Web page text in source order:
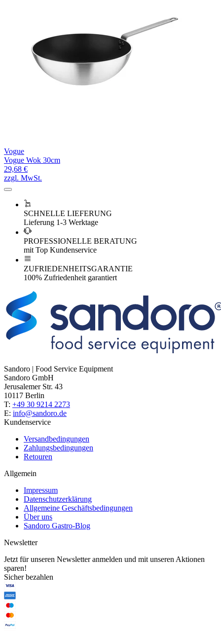
Vogue
Vogue Wok 30cm
29,68 €
zzgl. MwSt.
SCHNELLE LIEFERUNG
Lieferung 1-3 Werktage
PROFESSIONELLE BERATUNG
mit Top Kundenservice
ZUFRIEDENHEITSGARANTIE
100% Zufriedenheit garantiert
Sandoro | Food Service Equipment
Sandoro GmbH
Jerusalemer Str. 43
10117 Berlin
T: +49 30 9214 2273
E: info@sandoro.de
Kundenservice
Versandbedingungen
Zahlungsbedingungen
Retouren
Allgemein
Impressum
Datenschutzerklärung
Allgemeine Geschäftsbedingungen
Über uns
Sandoro Gastro-Blog
Newsletter
Jetzt für unseren Newsletter anmelden und mit unseren Aktionen
sparen!
Sicher bezahlen